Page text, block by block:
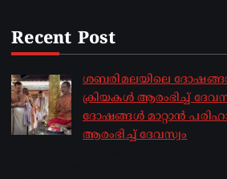
Recent Post
ശബരിമലയിലെ ദോഷങ്ങൾ
ക്രിയകൾ ആരംഭിച്ച്
ദോഷങ്ങൾ മാറ്റാൻ
ആരംഭിച്ച് ദേവസ്വം